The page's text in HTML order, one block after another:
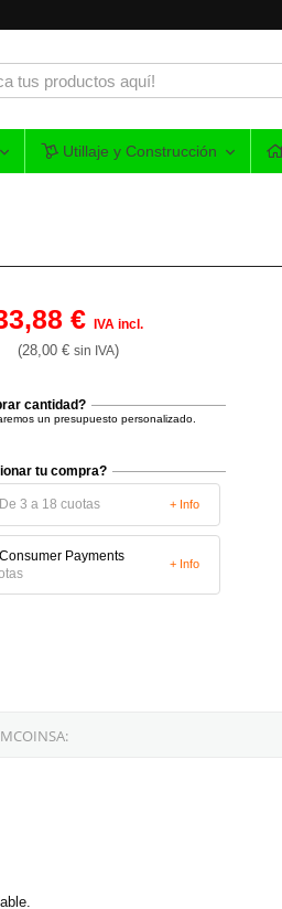
Utillaje y Construcción
€IVA incl.
(28,00 €sin IVA)
cantidad?
un presupuesto personalizado.
tu compra?
De 3 a 18 cuotas + Info
+ Info